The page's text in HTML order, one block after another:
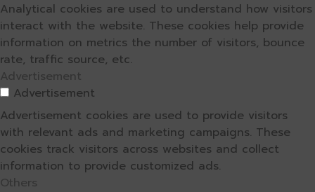
Analytical cookies are used to understand how visitors
interact with the website. These cookies help provide
information on metrics the number of visitors, bounce
rate, traffic source, etc.
Advertisement
Advertisement
Advertisement cookies are used to provide visitors
with relevant ads and marketing campaigns. These
cookies track visitors across websites and collect
information to provide customized ads.
Others